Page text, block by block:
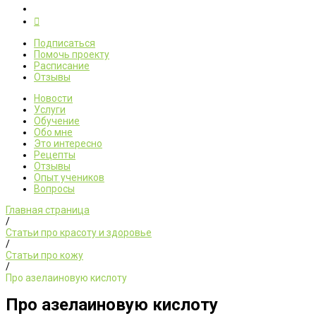
Подписаться
Помочь проекту
Расписание
Отзывы
Новости
Услуги
Обучение
Обо мне
Это интересно
Рецепты
Отзывы
Опыт учеников
Вопросы
Главная страница
/
Статьи про красоту и здоровье
/
Статьи про кожу
/
Про азелаиновую кислоту
Про азелаиновую кислоту